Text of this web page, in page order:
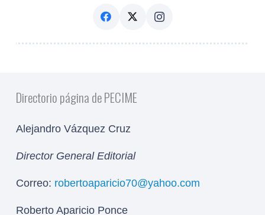
Directorio página de PECIME
Alejandro Vázquez Cruz
Director General Editorial
Correo: robertoaparicio70@yahoo.com
Roberto Aparicio Ponce